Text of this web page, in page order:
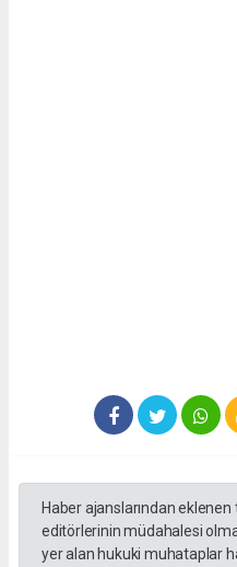
Haber ajanslarından
editörlerinin müdahalesi
yer alan hukuki muhataplar